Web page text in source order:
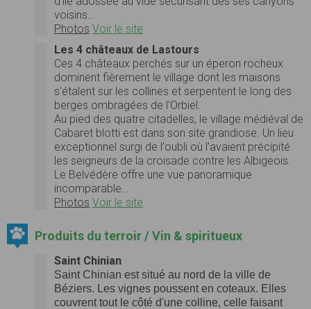
voisins…
Photos Voir le site
Les 4 châteaux de Lastours
Ces 4 châteaux perchés sur un éperon rocheux
dominent fièrement le village dont les maisons
s'étalent sur les collines et serpentent le long des
berges ombragées de l'Orbiel.
Au pied des quatre citadelles, le village médiéval de
Cabaret blotti est dans son site grandiose. Un lieu
exceptionnel surgi de l'oubli où l'avaient précipité
les seigneurs de la croisade contre les Albigeois.
Le Belvédère offre une vue panoramique
incomparable…
Photos Voir le site
Produits du terroir / Vin & spiritueux
Saint Chinian
Saint Chinian est situé au nord de la ville de
Béziers. Les vignes poussent en coteaux. Elles
couvrent tout le côté d'une colline, celle faisant